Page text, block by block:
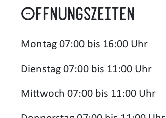
Öffnungszeiten
Montag07:00 bis 16:00 Uhr
Dienstag07:00 bis 11:00 Uhr
Mittwoch 07:00 bis 11:00 Uhr